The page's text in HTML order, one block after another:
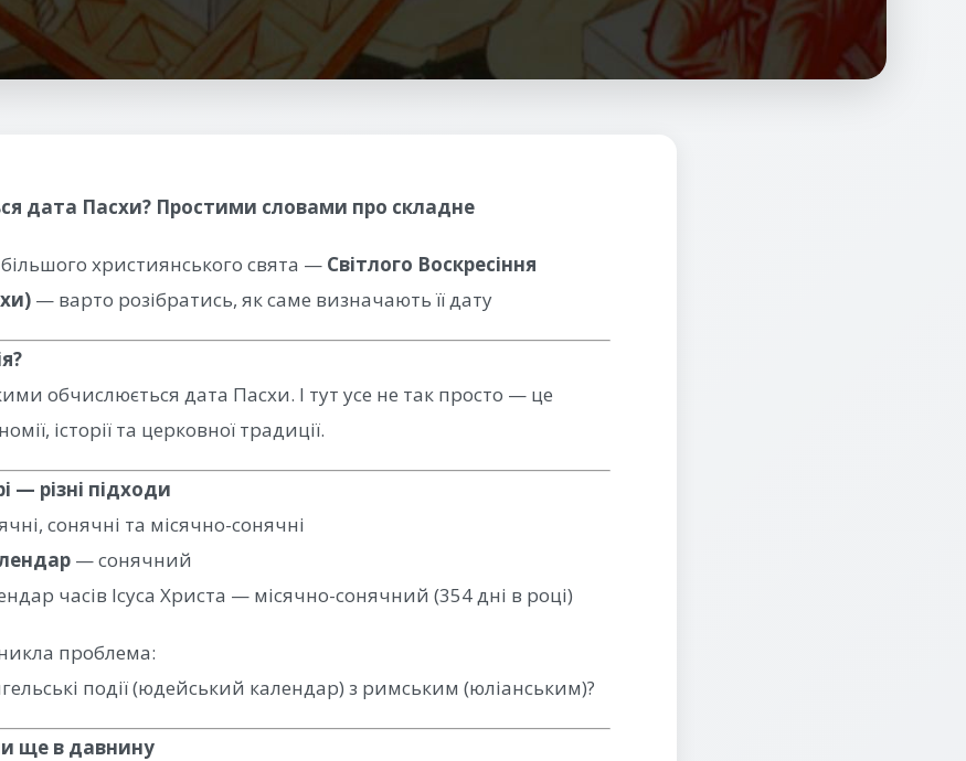
дата Пасхи? Простими словами про складне
християнського свята — Світлого Воскресіння
— варто розібратись, як саме визначають її дату
обчислюється дата Пасхи. І тут усе не так просто — це
історії та церковної традиції.
— різні підходи
сонячні та місячно-сонячні
— сонячний
часів Ісуса Христа — місячно-сонячний (354 дні в році)
проблема:
події (юдейський календар) з римським (юліанським)?
ще в давнину